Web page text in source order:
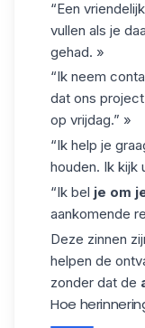
“Een
vullen als je
gehad. »
“Ik neem
dat ons
op vrijdag.” »
“Ik help je
houden. Ik kijk
“Ik bel je om
aankomende
Deze zinnen
helpen de
zonder dat de
Hoe